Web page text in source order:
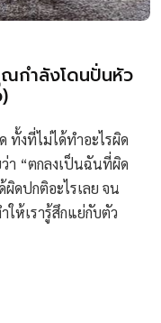
ณกำลังโดนปั่นหัว
ทั้งที่ไม่ได้ทำอะไรผิด
า “ตกลงเป็นฉันที่ผิด
ดปกติอะไรเลย จน
ห้เรารู้สึกแย่กับตัว